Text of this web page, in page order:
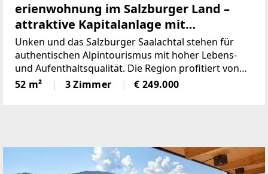
erienwohnung im Salzburger Land –
attraktive Kapitalanlage mit
Betreiberkonzept
Unken und das Salzburger Saalachtal stehen für
authentischen Alpintourismus mit hoher Lebens-
und Aufenthaltsqualität. Die Region profitiert von
einer treuen Stammgästestruktur, einer
ganzjährigen touristischen Nachfrage und einer
52 m² 3 Zimmer € 249.000